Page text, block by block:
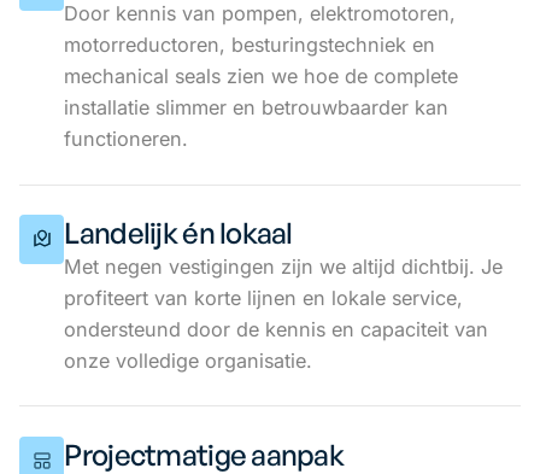
Door kennis van pompen, elektromotoren,
motorreductoren, besturingstechniek en
mechanical seals zien we hoe de complete
installatie slimmer en betrouwbaarder kan
functioneren.
Landelijk én lokaal
Met negen vestigingen zijn we altijd dichtbij. Je
profiteert van korte lijnen en lokale service,
ondersteund door de kennis en capaciteit van
onze volledige organisatie.
Projectmatige aanpak